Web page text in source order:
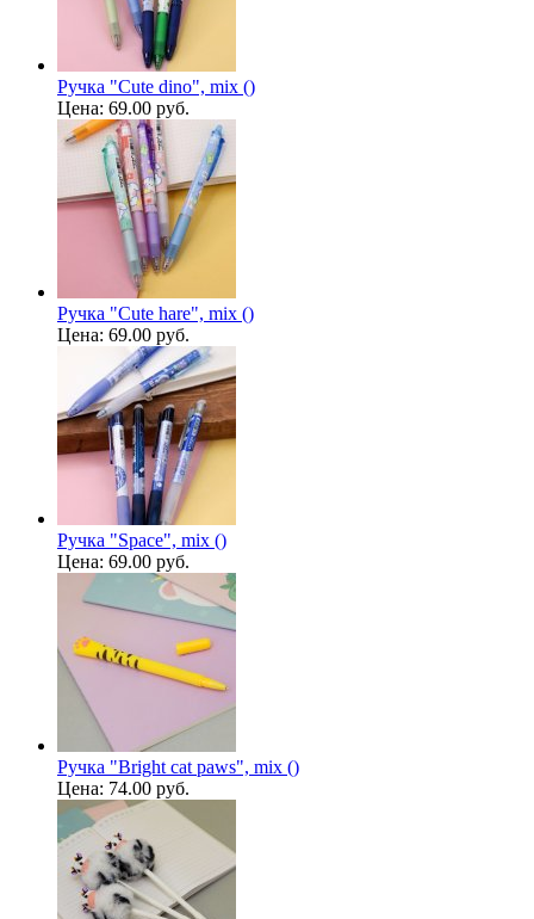
Ручка "Cute dino", mix ()
Цена: 69.00 руб.
Ручка "Cute hare", mix ()
Цена: 69.00 руб.
Ручка "Space", mix ()
Цена: 69.00 руб.
Ручка "Bright cat paws", mix ()
Цена: 74.00 руб.